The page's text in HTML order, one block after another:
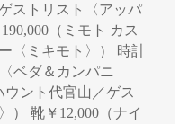
ストリスト〈アッパ
（ミモト カス
〈ミキモト〉） 時計
ベダ＆カンパニ
ウント代官山／ゲス
） 靴￥12,000（ナイ